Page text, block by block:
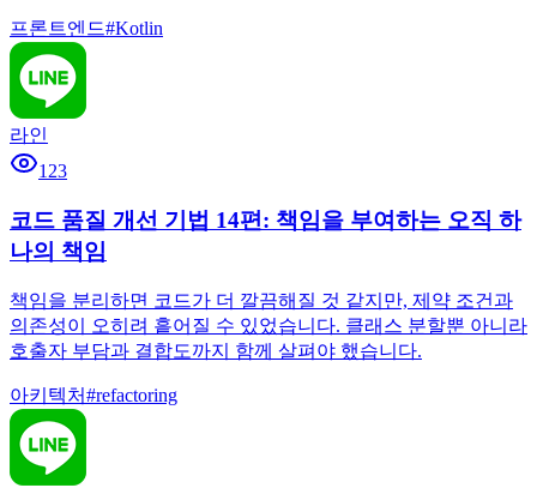
프론트엔드#Kotlin
라인
123
코드 품질 개선 기법 14편: 책임을 부여하는 오직 하
나의 책임
책임을 분리하면 코드가 더 깔끔해질 것 같지만, 제약 조건과
의존성이 오히려 흩어질 수 있었습니다. 클래스 분할뿐 아니라
호출자 부담과 결합도까지 함께 살펴야 했습니다.
아키텍처#refactoring